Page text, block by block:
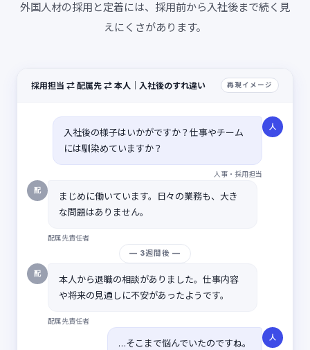
外国人材の採用と定着には、採用前から入社後まで続く見
えにくさがあります。
採用担当 ⇄ 配属先 ⇄ 本人｜入社後のすれ違い 再現イメージ
人
入社後の様子はいかがですか？仕事やチーム
には馴染めていますか？
人事・採用担当
配
まじめに働いています。日々の業務も、大き
な問題はありません。
配属先責任者
— 3週間後 —
配
本人から退職の相談がありました。仕事内容
や将来の見通しに不安があったようです。
配属先責任者
人
…そこまで悩んでいたのですね。